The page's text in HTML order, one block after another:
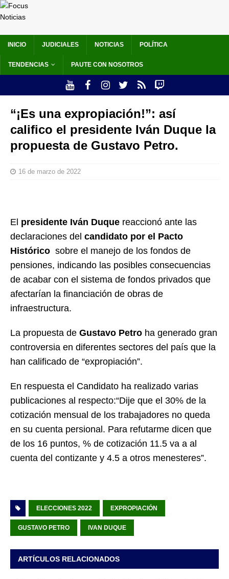
INICIO JUDICIALES NOTICIAS POLÍTICA
TENDENCIAS PAUTE CON NOSOTROS
“¡Es una expropiación!”: así
califico el presidente Iván Duque la
propuesta de Gustavo Petro.
16 de marzo de 2022
El presidente Iván Duque reaccionó ante las
declaraciones del candidato por el Pacto
Histórico sobre el manejo de los fondos de
pensiones, indicando las posibles consecuencias
de acabar con el sistema de fondos privados que
afectarían la financiación de obras de
infraestructura.
La propuesta de Gustavo Petro ha generado gran
controversia en diferentes sectores del país que la
han calificado de “expropiación”.
En respuesta el Candidato ha realizado varias
publicaciones al respecto:“Dije que el 30% de la
cotización mensual de los trabajadores no queda
en su cuenta persional. Para refutarme dicen que
de los 16 puntos, % de cotización 11.5 va a al
cuenta del contizante y 4.5 a otros menesteres”.
ELECCIONES 2022 EXPROPIACIÓN
GUSTAVO PETRO IVAN DUQUE
ARTÍCULOS RELACIONADOS